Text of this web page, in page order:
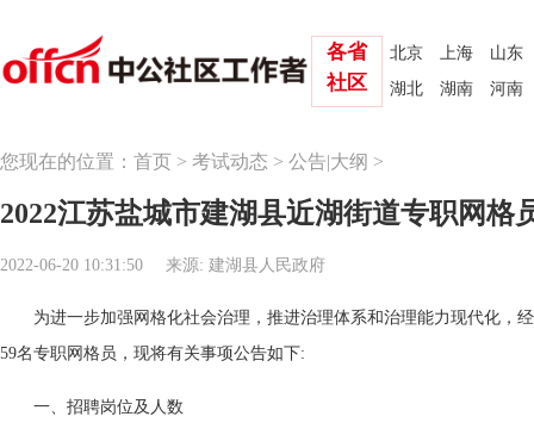
北京 上海
山东
湖北
湖南 河南
各省
社区
您现在的位置： 首页 > 考试动态 > 公告|大纲 >
2022江苏盐城市建湖县近湖街道专职网格
2022-06-20 10:31:50 来源: 建湖县人民政府
为进一步加强网格化社会治理，推进治理体系和治理能力现代化，
59名专职网格员，现将有关事项公告如下:
一、招聘岗位及人数